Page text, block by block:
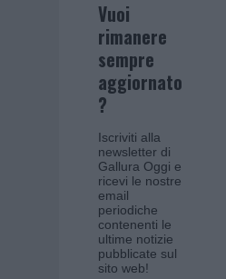
Vuoi
rimanere
sempre
aggiornato
?
Iscriviti alla
newsletter di
Gallura Oggi e
ricevi le nostre
email
periodiche
contenenti le
ultime notizie
pubblicate sul
sito web!